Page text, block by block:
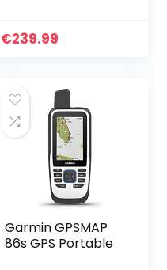
multimédia de
D/Dab/Lien Miroir
€239.99
Garmin GPSMAP
86s GPS Portable